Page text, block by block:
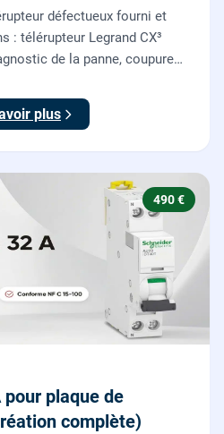
défectueux fourni et
: télérupteur Legrand CX³
de la panne, coupure
plus
490 €
plaque de
complète)